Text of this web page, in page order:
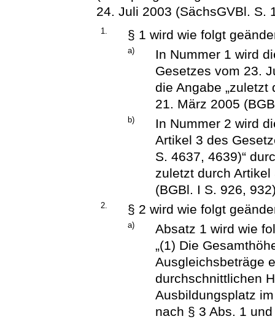
24. Juli 2003 (SächsGVBl. S.
1. § 1 wird wie folgt
a)
In Nummer 1 wird
Gesetzes vom 23.
die Angabe
21. März 2005
b)
In Nummer 2 wird
Artikel 3 des
S. 4637, 4639)“
zuletzt durch
(BGBl. I S. 926,
2. § 2 wird wie folgt
a)
Absatz 1 wird wie
„(1) Die
Ausgleichsbeträge
durchschnittlichen
Ausbildungsplatz
nach § 3 Abs. 1